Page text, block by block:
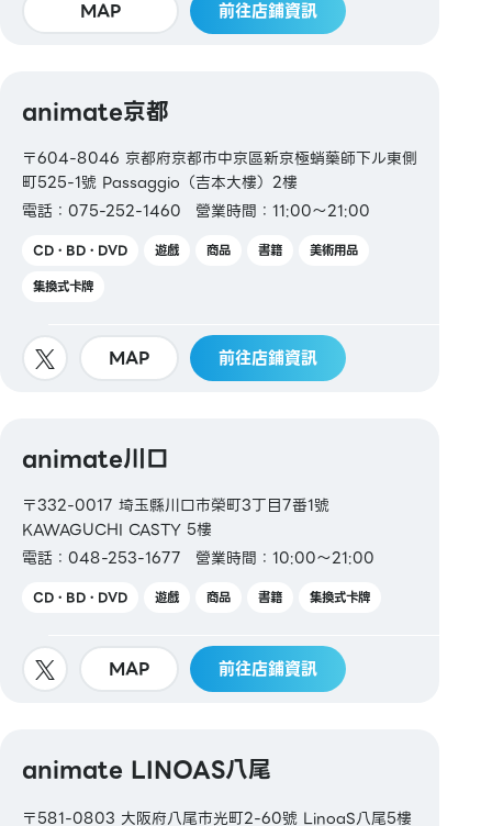
MAP 前往店鋪資訊
animate京都
〒604-8046 京都府京都市中京區新京極蛸藥師下ル東側
町525-1號 Passaggio（吉本大樓）2樓
電話：075-252-1460
營業時間：11:00～21:00
CD・BD・DVD 遊戲 商品 書籍
美術用品
集換式卡牌
MAP 前往店鋪資訊
animate川口
〒332-0017 埼玉縣川口市榮町3丁目7番1號
KAWAGUCHI CASTY 5樓
電話：048-253-1677
營業時間：10:00～21:00
CD・BD・DVD 遊戲 商品 書籍 集換式卡牌
MAP 前往店鋪資訊
animate LINOAS八尾
〒581-0803 大阪府八尾市光町2-60號 LinoaS八尾5樓